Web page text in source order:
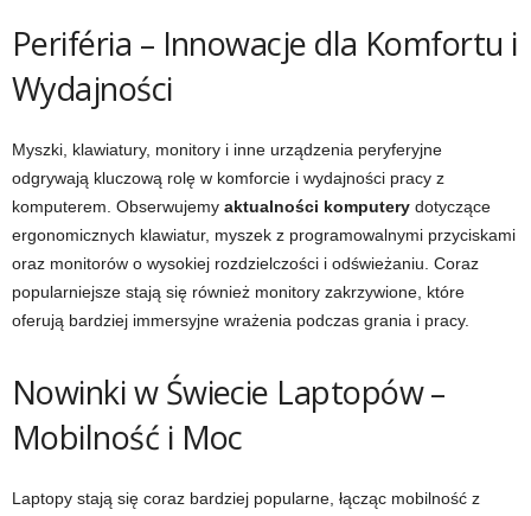
Periféria – Innowacje dla Komfortu i
Wydajności
Myszki, klawiatury, monitory i inne urządzenia peryferyjne
odgrywają kluczową rolę w komforcie i wydajności pracy z
komputerem. Obserwujemy aktualności komputery dotyczące
ergonomicznych klawiatur, myszek z programowalnymi przyciskami
oraz monitorów o wysokiej rozdzielczości i odświeżaniu. Coraz
popularniejsze stają się również monitory zakrzywione, które
oferują bardziej immersyjne wrażenia podczas grania i pracy.
Nowinki w Świecie Laptopów –
Mobilność i Moc
Laptopy stają się coraz bardziej popularne, łącząc mobilność z